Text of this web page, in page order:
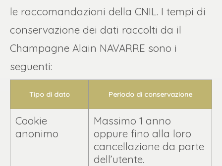
le raccomandazioni della CNIL. I tempi di
conservazione dei dati raccolti da il
Champagne Alain NAVARRE sono i
seguenti:
Tipo di dato Periodo di conservazione
Cookie
anonimo
Massimo 1 anno
oppure fino alla loro
cancellazione da parte
dell’utente.